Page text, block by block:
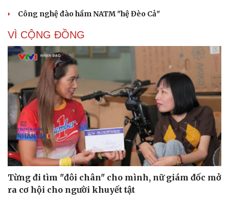
Công nghệ đào hầm NATM "hệ Đèo Cả"
VÌ CỘNG ĐỒNG
Từng đi tìm "đôi chân" cho mình, nữ giám đốc mở
ra cơ hội cho người khuyết tật